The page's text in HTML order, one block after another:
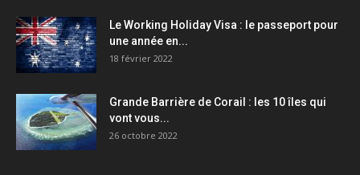
Le Working Holiday Visa : le passeport pour
une année en...
18 février 2022
Grande Barrière de Corail : les 10 îles qui
vont vous...
26 octobre 2022